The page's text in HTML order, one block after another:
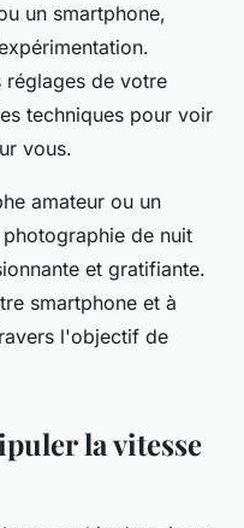
un smartphone,
réglages de votre
techniques pour voir
vous.
amateur ou un
de nuit
et gratifiante.
smartphone et à
l'objectif de
la vitesse